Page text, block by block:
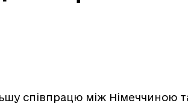
співпрацю між Німеччиною